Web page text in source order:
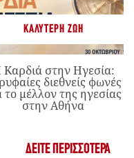
ΚΑΛΎΤΕΡΗ ΖΩΉ
στην Ηγεσία:
διεθνείς φωνές
το μέλλον της ηγεσίας
στην Αθήνα
ΔΕΊΤΕ ΠΕΡΙΣΣΌΤΕΡΑ